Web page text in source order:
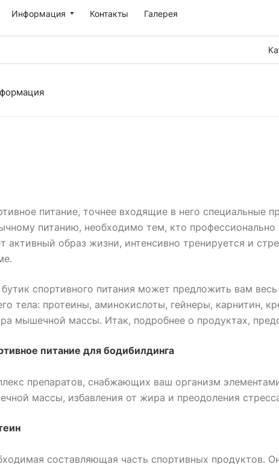
Информация Контакты Галерея
питание, точнее входящие в него специальные
питанию, необходимо тем, кто
активный образ жизни, интенсивно тренируется и
спортивного питания может предложить вам
тела: протеины, аминокислоты, гейнеры, карнитин,
мышечной массы. Итак, подробнее о продуктах,
питание для бодибилдинга
препаратов, снабжающих ваш организм
массы, избавления от жира и преодоления
составляющая часть спортивных продуктов.